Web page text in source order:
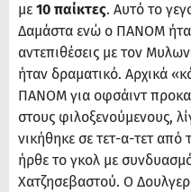
με 10 παίκτες. Αυτό το
Δαμάστα ενώ ο ΠΑΝΟΜ
αντεπιθέσεις με τον
ήταν δραματικό. Αρχικά
ΠΑΝΟΜ για οφσάιντ
στους φιλοξενούμενους,
νικήθηκε σε τετ-α-τετ από
ήρθε το γκολ με
Χατζησεβαστού. Ο